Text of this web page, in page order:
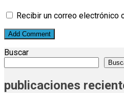
Recibir un correo electrónico
Buscar
publicaciones